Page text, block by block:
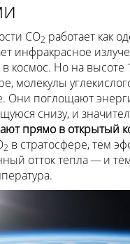
CO2 работает как
инфракрасное
в космос. Но на высоте
молекулы
Они поглощают
снизу, и
прямо в открытый
2 в стратосфере, тем
отток тепла — и